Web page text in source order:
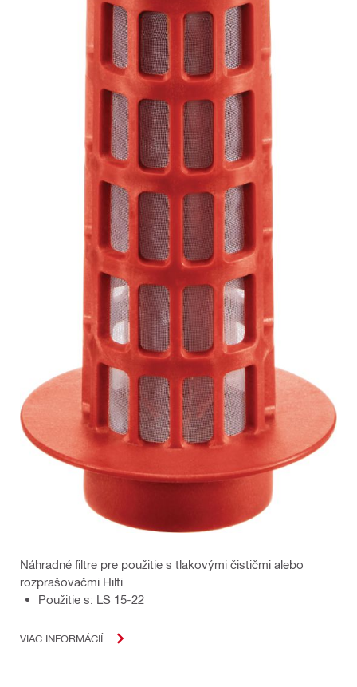
Náhradné filtre pre použitie s tlakovými čističmi alebo
rozprašovačmi Hilti
Použitie s: LS 15-22
VIAC INFORMÁCIÍ